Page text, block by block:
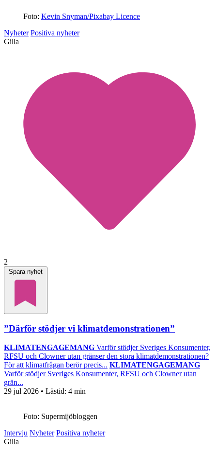
Foto: Kevin Snyman/Pixabay Licence
Nyheter Positiva nyheter
Gilla
2
Spara nyhet
”Därför stödjer vi klimatdemonstrationen”
KLIMATENGAGEMANG Varför stödjer Sveriges Konsumenter,
RFSU och Clowner utan gränser den stora klimatdemonstrationen?
För att klimatfrågan berör precis... KLIMATENGAGEMANG
Varför stödjer Sveriges Konsumenter, RFSU och Clowner utan
grän...
29 jul 2026 • Lästid: 4 min
Foto: Supermijöbloggen
Intervju Nyheter Positiva nyheter
Gilla